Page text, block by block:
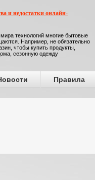
и недостатки онлайн-
технологий многие бытовые
Например, не обязательно
чтобы купить продукты,
сезонную одежду
Правила